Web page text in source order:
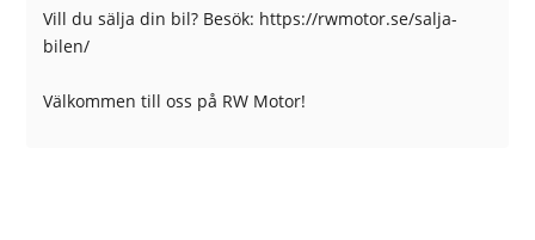
Vill du sälja din bil? Besök: https://rwmotor.se/salja-
bilen/
Välkommen till oss på RW Motor!